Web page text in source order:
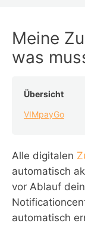
Meine
was
Übersicht
VIMpayGo
Alle digitalen
automatisch
vor Ablauf
automatisch